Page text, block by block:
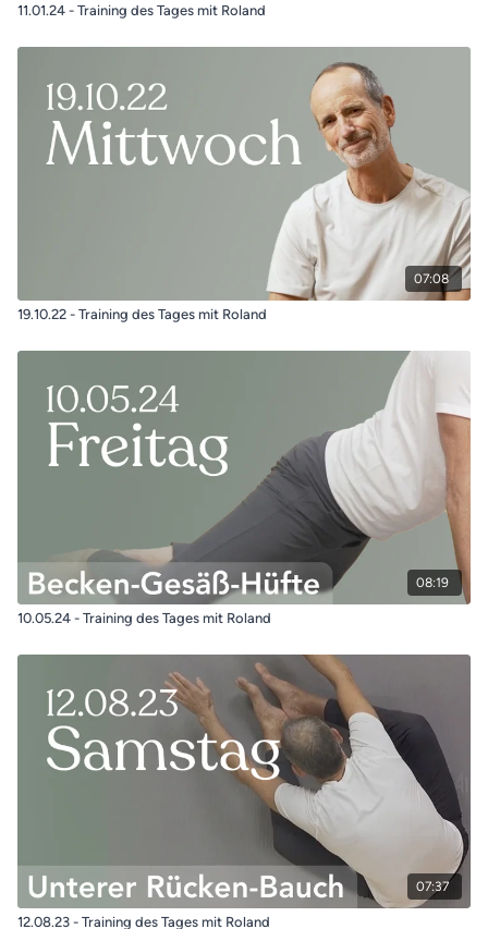
11.01.24 - Training des Tages mit Roland
07:08
19.10.22 - Training des Tages mit Roland
08:19
10.05.24 - Training des Tages mit Roland
07:37
12.08.23 - Training des Tages mit Roland